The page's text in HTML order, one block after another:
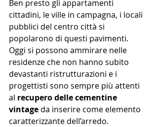
Ben presto gli appartamenti
cittadini, le ville in campagna, i locali
pubblici del centro città si
popolarono di questi pavimenti.
Oggi si possono ammirare nelle
residenze che non hanno subito
devastanti ristrutturazioni e i
progettisti sono sempre più attenti
al recupero delle cementine
vintage da inserire come elemento
caratterizzante dell’arredo.